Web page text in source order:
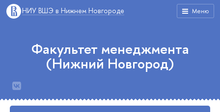
Меню
НИУ ВШЭ в Нижнем Новгороде
Факультет менеджмента
(Нижний Новгород)